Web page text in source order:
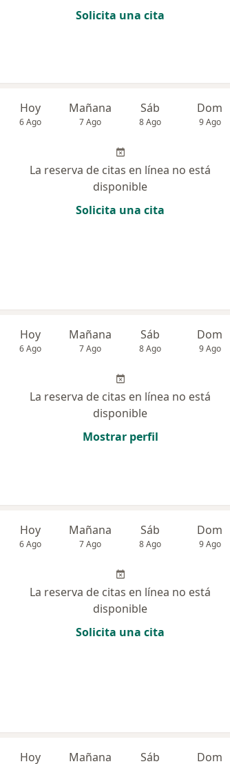
Solicita una cita
Hoy
6 Ago
Mañana
7 Ago
Sáb
8 Ago
Dom
9 Ago
La reserva de citas en línea no está
disponible
Solicita una cita
Hoy
6 Ago
Mañana
7 Ago
Sáb
8 Ago
Dom
9 Ago
La reserva de citas en línea no está
disponible
Mostrar perfil
Hoy
6 Ago
Mañana
7 Ago
Sáb
8 Ago
Dom
9 Ago
La reserva de citas en línea no está
disponible
Solicita una cita
Hoy Mañana Sáb Dom